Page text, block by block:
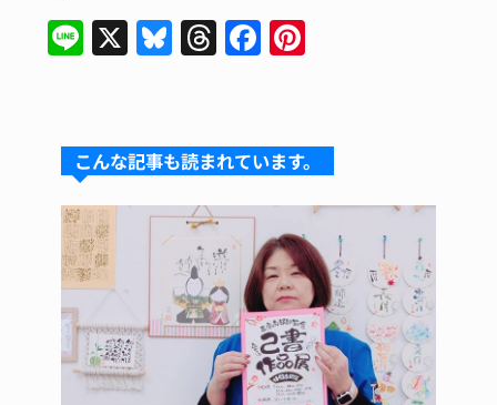
Li
X
Bl
s
k
y
T
a
d
s
F
e
b
o
o
k
e
st
こんな記事も読まれています。